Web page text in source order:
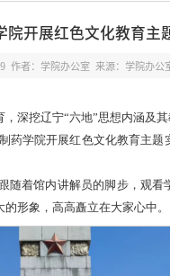
院开展红色文化教育主
作者：学院办公室 来源：学院办
深挖辽宁“六地”思想内涵及
药学院开展红色文化教育主
着馆内讲解员的脚步，观
形象，高高矗立在大家心中。